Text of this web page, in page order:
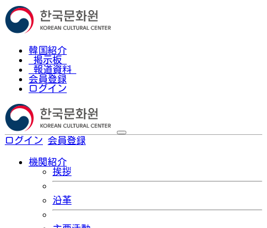
韓国紹介
掲示板
報道資料
会員登録
ログイン
ログイン 会員登録
機関紹介
挨拶
沿革